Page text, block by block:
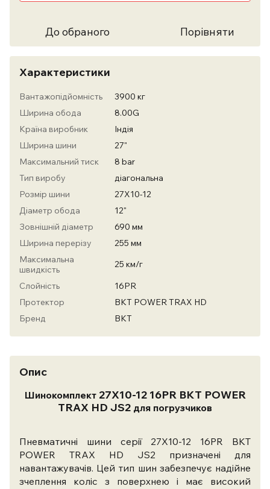
До обраного Порівняти
Характеристики
Вантажопідйомність
3900 кг
Ширина обода
8.00G
Країна виробник
Індія
Ширина шини
27"
Максимальний тиск
8 bar
Тип виробу
діагональна
Розмір шини
27X10-12
Діаметр обода
12"
Зовнішній діаметр
690 мм
Ширина перерізу
255 мм
Максимальна
швидкість
25 км/г
Слойність
16PR
Протектор
BKT POWER TRAX HD
Бренд
BKT
Опис
Шинокомплект 27X10-12 16PR BKT POWER
TRAX HD JS2 для погрузчиков
Пневматичні шини серії 27X10-12 16PR BKT
POWER TRAX HD JS2 призначені для
навантажувачів. Цей тип шин забезпечує надійне
зчеплення коліс з поверхнею і має високий